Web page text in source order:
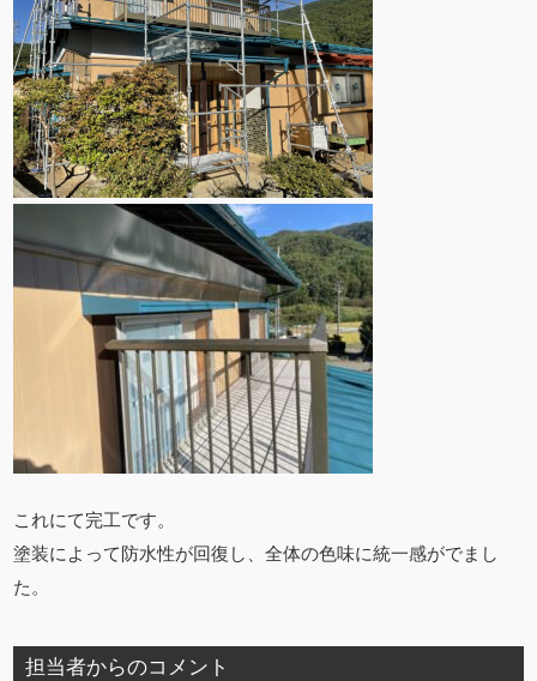
これにて完工です。
塗装によって防水性が回復し、全体の色味に統一感がでまし
た。
担当者からのコメント